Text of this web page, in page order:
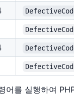
어를 실행하여